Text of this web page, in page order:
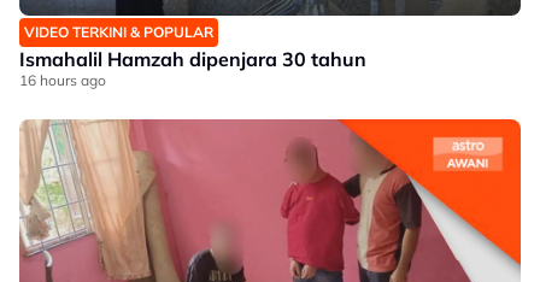
VIDEO TERKINI & POPULAR
Ismahalil Hamzah dipenjara 30 tahun
16 hours ago